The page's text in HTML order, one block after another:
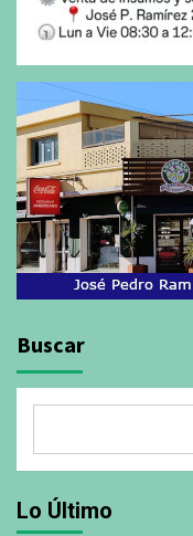
Buscar
Lo Último